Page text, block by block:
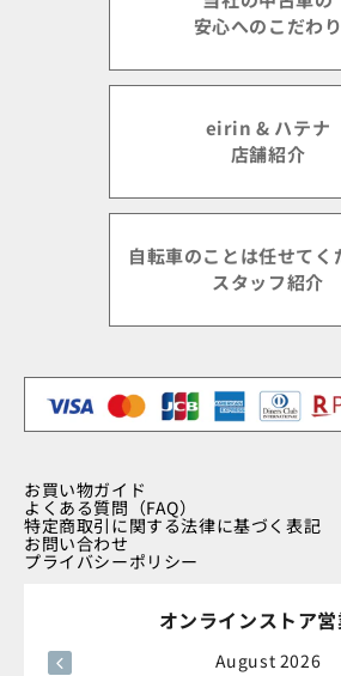
安心へのこだわり
eirin & ハテナ
店舗紹介
自転車のことは任せてく
スタッフ紹介
お買い物ガイド
よくある質問（FAQ）
特定商取引に関する法律に基づく表記
お問い合わせ
プライバシーポリシー
オンラインストア
August 2026